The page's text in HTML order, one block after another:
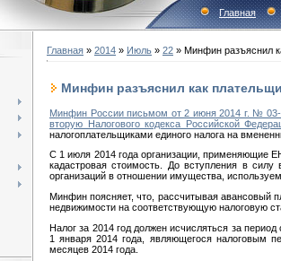
Главная
Главная » 2014 » Июль » 22 » Минфин разъяснил
Минфин разъяснил как
Минфин России письмом от 2 июня 2014 г. № 03-
вторую Налогового кодекса Российской
налогоплательщиками единого налога на
С 1 июля 2014 года организации, применяющие
кадастровая стоимость. До вступления в
организаций в отношении имущества,
Минфин поясняет, что, рассчитывая авансовый
недвижимости на соответствующую налоговую
Налог за 2014 год должен исчисляться за
1 января 2014 года, являющегося налоговым
месяцев 2014 года.